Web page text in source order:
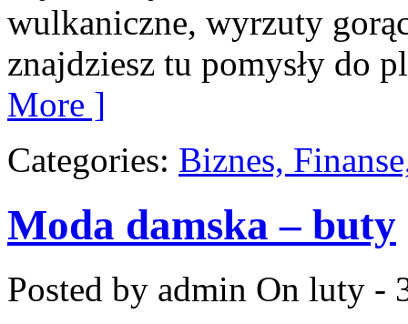
wulkaniczne, wyrzuty
znajdziesz tu pomysły do
More ]
Categories: Biznes,
Moda damska – buty
Posted by admin On luty -